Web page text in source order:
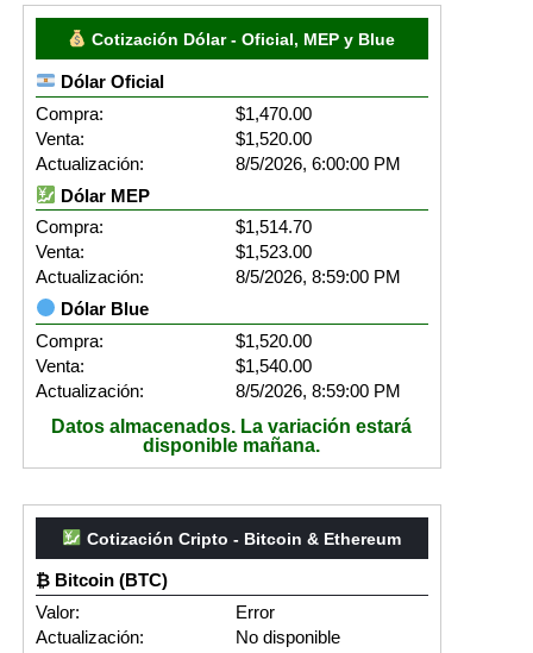
Cotización Dólar - Oficial, MEP y Blue
Dólar Oficial
Compra:
$1,470.00
Venta:
$1,520.00
Actualización:
8/5/2026, 6:00:00 PM
Dólar MEP
Compra:
$1,514.70
Venta:
$1,523.00
Actualización:
8/5/2026, 8:59:00 PM
Dólar Blue
Compra:
$1,520.00
Venta:
$1,540.00
Actualización:
8/5/2026, 8:59:00 PM
Datos almacenados. La variación estará
disponible mañana.
Cotización Cripto - Bitcoin & Ethereum
₿ Bitcoin (BTC)
Valor:
Error
Actualización:
No disponible